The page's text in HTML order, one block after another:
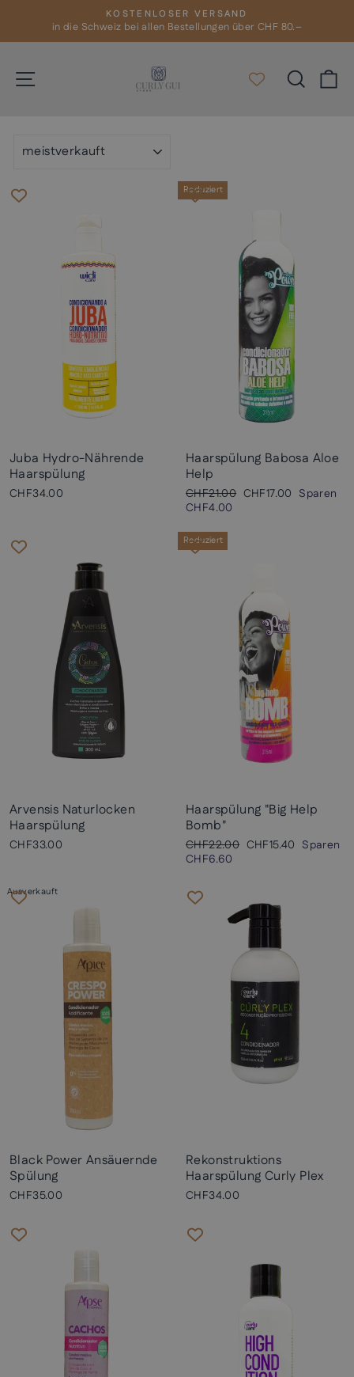
Inhalt
Pause
Diashow
KOSTENLOSER VERSAND
in die Schweiz bei allen Bestellungen über CHF 80.–
Suche
Juba Hydro-Nährende
Haarspülung
CHF34.00
Reduziert
Haarspülung Babosa Aloe
Help
Normaler
Preis
CHF21.00 Sonderpreis
CHF17.00 Sparen
CHF4.00
Arvensis Naturlocken
Haarspülung
CHF33.00
Reduziert
Haarspülung "Big Help
Bomb"
Normaler
Preis
CHF22.00 Sonderpreis
CHF15.40 Sparen
CHF6.60
Ausverkauft
Black Power Ansäuernde
Spülung
CHF35.00
Rekonstruktions
Haarspülung Curly Plex
CHF34.00